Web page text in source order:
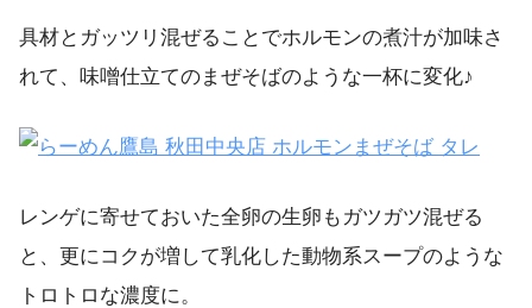
具材とガッツリ混ぜることでホルモンの煮汁が加味さ
れて、味噌仕立てのまぜそばのような一杯に変化♪
レンゲに寄せておいた全卵の生卵もガツガツ混ぜる
と、更にコクが増して乳化した動物系スープのような
トロトロな濃度に。